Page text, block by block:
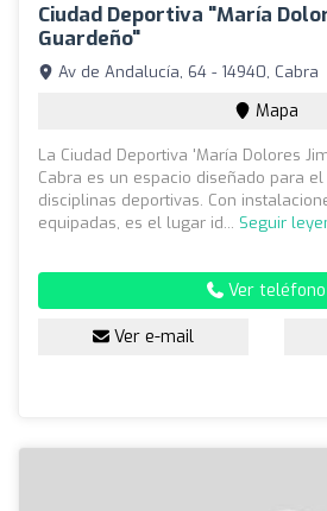
Ciudad Deportiva "María
Guardeño"
Av de Andalucía, 64 - 14940, Cabra
Mapa
La Ciudad Deportiva 'María Dolores
Cabra es un espacio diseñado para
disciplinas deportivas. Con
equipadas, es el lugar id... Seguir
Ver teléfono
Ver e-mail